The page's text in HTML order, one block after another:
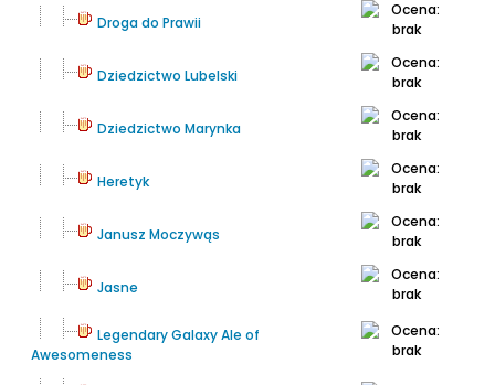
Droga do Prawii
Dziedzictwo Lubelski
Dziedzictwo Marynka
Heretyk
Janusz Moczywąs
Jasne
Legendary Galaxy Ale of
Awesomeness